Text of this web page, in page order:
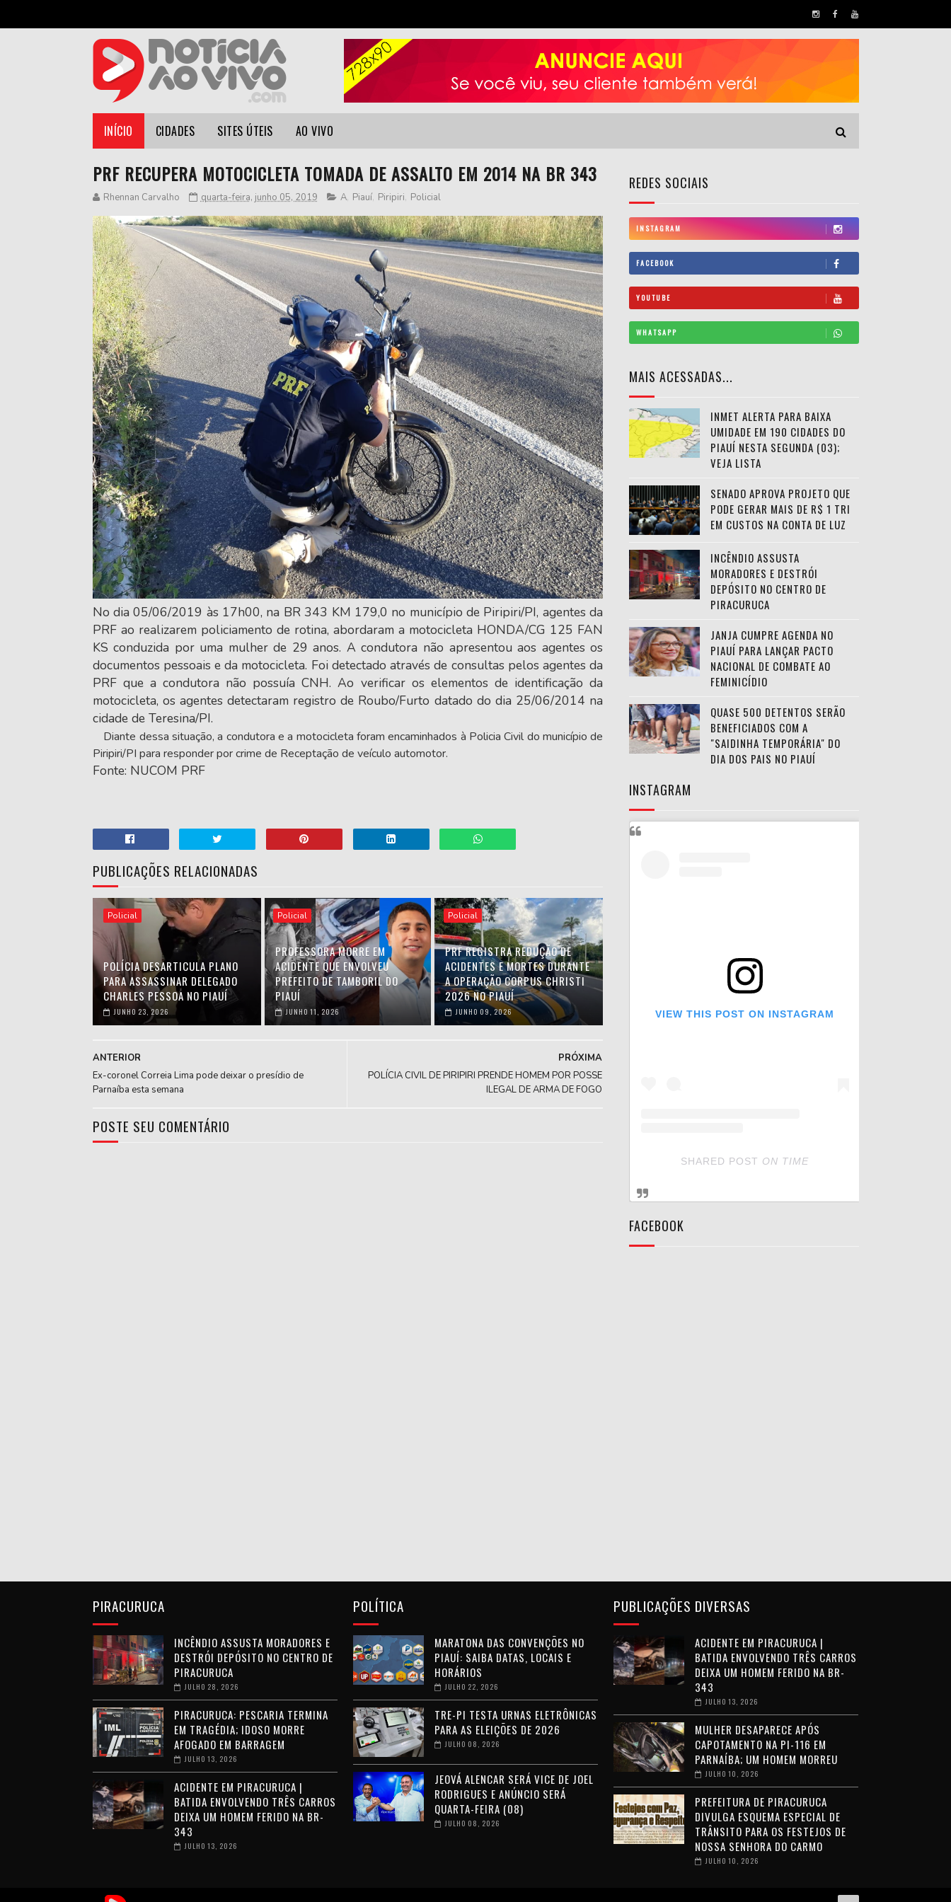
INÍCIO CIDADES SITES ÚTEIS AO VIVO
PRF RECUPERA MOTOCICLETA TOMADA DE ASSALTO EM 2014 NA BR 343
Rhennan Carvalho quarta-feira, junho 05, 2019 A, Piauí, Piripiri, Policial
No dia 05/06/2019 às 17h00, na BR 343 KM 179,0 no município de Piripiri/PI, agentes da
PRF ao realizarem policiamento de rotina, abordaram a motocicleta HONDA/CG 125 FAN
KS conduzida por uma mulher de 29 anos. A condutora não apresentou aos agentes os
documentos pessoais e da motocicleta. Foi detectado através de consultas pelos agentes da
PRF que a condutora não possuía CNH. Ao verificar os elementos de identificação da
motocicleta, os agentes detectaram registro de Roubo/Furto datado do dia 25/06/2014 na
cidade de Teresina/PI.
Diante dessa situação, a condutora e a motocicleta foram encaminhados à Policia Civil do município de
Piripiri/PI para responder por crime de Receptação de veículo automotor.
Fonte: NUCOM PRF
PUBLICAÇÕES RELACIONADAS
Policial
POLÍCIA DESARTICULA PLANO
PARA ASSASSINAR DELEGADO
CHARLES PESSOA NO PIAUÍ
JUNHO 23, 2026
Policial
PROFESSORA MORRE EM
ACIDENTE QUE ENVOLVEU
PREFEITO DE TAMBORIL DO
PIAUÍ
JUNHO 11, 2026
Policial
PRF REGISTRA REDUÇÃO DE
ACIDENTES E MORTES DURANTE
A OPERAÇÃO CORPUS CHRISTI
2026 NO PIAUÍ
JUNHO 09, 2026
PRÓXIMA
POLÍCIA CIVIL DE PIRIPIRI PRENDE HOMEM POR POSSE
ILEGAL DE ARMA DE FOGO
ANTERIOR
Ex-coronel Correia Lima pode deixar o presídio de
Parnaíba esta semana
POSTE SEU COMENTÁRIO
REDES SOCIAIS
INSTAGRAM
FACEBOOK
YOUTUBE
WHATSAPP
MAIS ACESSADAS...
INMET ALERTA PARA BAIXA
UMIDADE EM 190 CIDADES DO
PIAUÍ NESTA SEGUNDA (03);
VEJA LISTA
SENADO APROVA PROJETO QUE
PODE GERAR MAIS DE R$ 1 TRI
EM CUSTOS NA CONTA DE LUZ
INCÊNDIO ASSUSTA
MORADORES E DESTRÓI
DEPÓSITO NO CENTRO DE
PIRACURUCA
JANJA CUMPRE AGENDA NO
PIAUÍ PARA LANÇAR PACTO
NACIONAL DE COMBATE AO
FEMINICÍDIO
QUASE 500 DETENTOS SERÃO
BENEFICIADOS COM A
"SAIDINHA TEMPORÁRIA" DO
DIA DOS PAIS NO PIAUÍ
INSTAGRAM
VIEW THIS POST ON INSTAGRAM
SHARED POST ON TIME
FACEBOOK
PIRACURUCA
INCÊNDIO ASSUSTA MORADORES E
DESTRÓI DEPÓSITO NO CENTRO DE
PIRACURUCA
JULHO 28, 2026
PIRACURUCA: PESCARIA TERMINA
EM TRAGÉDIA; IDOSO MORRE
AFOGADO EM BARRAGEM
JULHO 13, 2026
ACIDENTE EM PIRACURUCA |
BATIDA ENVOLVENDO TRÊS CARROS
DEIXA UM HOMEM FERIDO NA BR-
343
JULHO 13, 2026
POLÍTICA
MARATONA DAS CONVENÇÕES NO
PIAUÍ: SAIBA DATAS, LOCAIS E
HORÁRIOS
JULHO 22, 2026
TRE-PI TESTA URNAS ELETRÔNICAS
PARA AS ELEIÇÕES DE 2026
JULHO 08, 2026
JEOVÁ ALENCAR SERÁ VICE DE JOEL
RODRIGUES E ANÚNCIO SERÁ
QUARTA-FEIRA (08)
JULHO 08, 2026
PUBLICAÇÕES DIVERSAS
ACIDENTE EM PIRACURUCA |
BATIDA ENVOLVENDO TRÊS CARROS
DEIXA UM HOMEM FERIDO NA BR-
343
JULHO 13, 2026
MULHER DESAPARECE APÓS
CAPOTAMENTO NA PI-116 EM
PARNAÍBA; UM HOMEM MORREU
JULHO 10, 2026
PREFEITURA DE PIRACURUCA
DIVULGA ESQUEMA ESPECIAL DE
TRÂNSITO PARA OS FESTEJOS DE
NOSSA SENHORA DO CARMO
JULHO 10, 2026